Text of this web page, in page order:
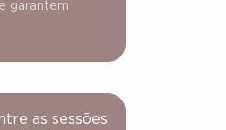
garantem
as sessões